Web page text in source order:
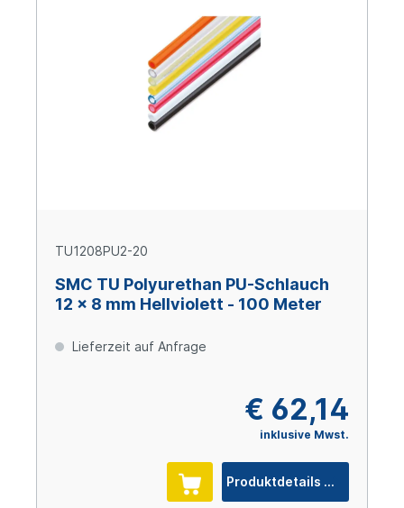
TU1208PU2-20
SMC TU Polyurethan PU-Schlauch
12 x 8 mm Hellviolett - 100 Meter
Lieferzeit auf Anfrage
€ 62,14
inklusive Mwst.
Produktdetails